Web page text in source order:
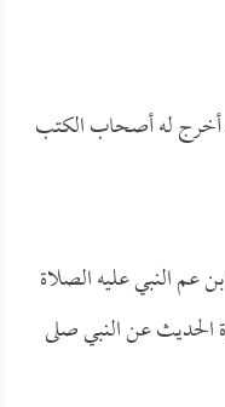
أخرج له أصحاب الكتب
عم النبي عليه الصلاة
الحديث عن النبي صلى